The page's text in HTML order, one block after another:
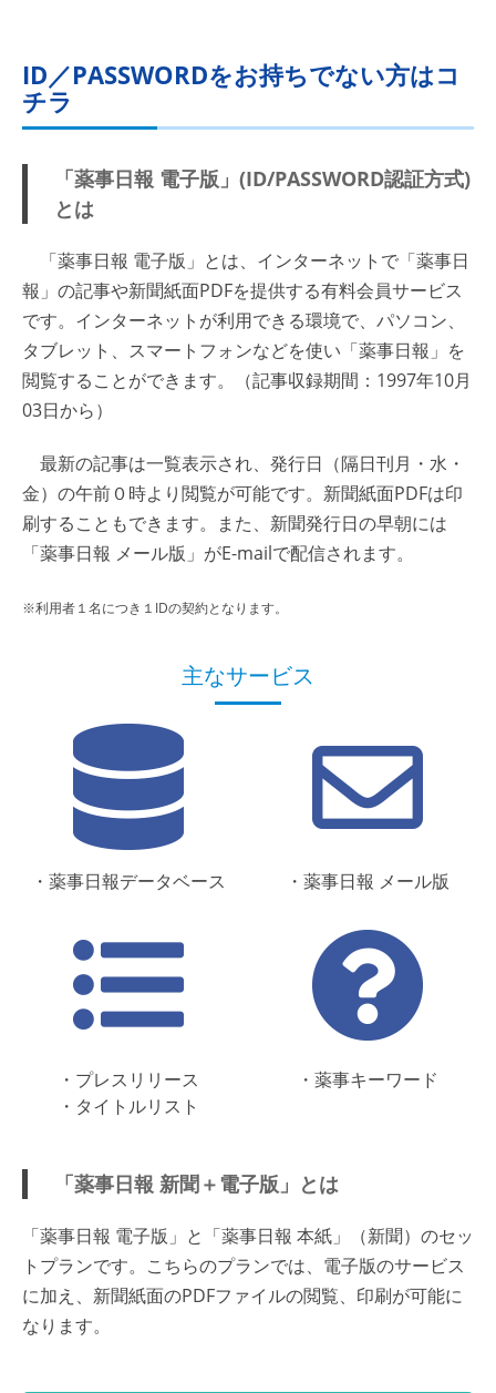
ID／PASSWORDをお持ちでない方はコ
チラ
「薬事日報 電子版」(ID/PASSWORD認証方式)
とは
「薬事日報 電子版」とは、インターネットで「薬事日
報」の記事や新聞紙面PDFを提供する有料会員サービス
です。インターネットが利用できる環境で、パソコン、
タブレット、スマートフォンなどを使い「薬事日報」を
閲覧することができます。（記事収録期間：1997年10月
03日から）
最新の記事は一覧表示され、発行日（隔日刊月・水・
金）の午前０時より閲覧が可能です。新聞紙面PDFは印
刷することもできます。また、新聞発行日の早朝には
「薬事日報 メール版」がE-mailで配信されます。
※利用者１名につき１IDの契約となります。
主なサービス
・薬事日報データベース ・薬事日報 メール版
・プレスリリース
・タイトルリスト
・薬事キーワード
「薬事日報 新聞＋電子版」とは
「薬事日報 電子版」と「薬事日報 本紙」（新聞）のセッ
トプランです。こちらのプランでは、電子版のサービス
に加え、新聞紙面のPDFファイルの閲覧、印刷が可能に
なります。